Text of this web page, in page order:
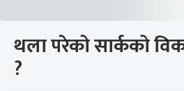
थला परेको सार्कको
?